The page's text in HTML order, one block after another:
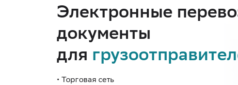
Электронные
документы
для
• Торговая сеть